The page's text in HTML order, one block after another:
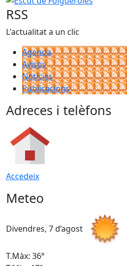
RSS
L'actualitat a un clic
Agenda
Avisos
Notícies
Publicacions
Adreces i telèfons
Accedeix
Meteo
Divendres, 7 d’agost
T.Màx: 36°